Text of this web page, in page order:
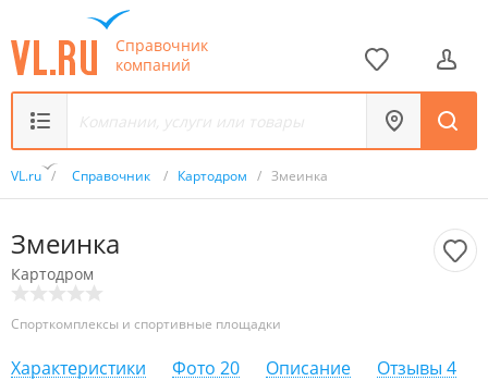
Справочник
компаний
VL.ru / Справочник / Картодром / Змеинка
Змеинка
Картодром
Спорткомплексы и спортивные площадки
Характеристики Фото 20 Описание Отзывы 4